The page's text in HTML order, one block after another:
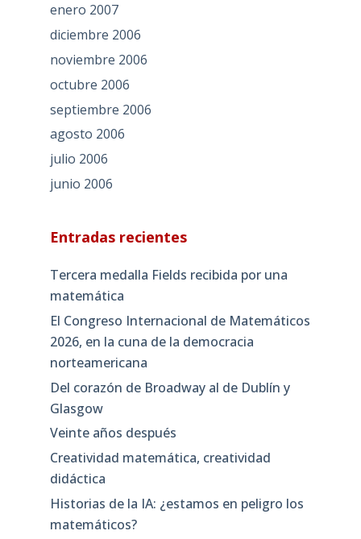
enero 2007
diciembre 2006
noviembre 2006
octubre 2006
septiembre 2006
agosto 2006
julio 2006
junio 2006
Entradas recientes
Tercera medalla Fields recibida por una
matemática
El Congreso Internacional de Matemáticos
2026, en la cuna de la democracia
norteamericana
Del corazón de Broadway al de Dublín y
Glasgow
Veinte años después
Creatividad matemática, creatividad
didáctica
Historias de la IA: ¿estamos en peligro los
matemáticos?